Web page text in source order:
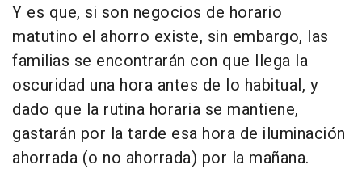
Y es que, si son negocios de horario
matutino el ahorro existe, sin embargo, las
familias se encontrarán con que llega la
oscuridad una hora antes de lo habitual, y
dado que la rutina horaria se mantiene,
gastarán por la tarde esa hora de iluminación
ahorrada (o no ahorrada) por la mañana.